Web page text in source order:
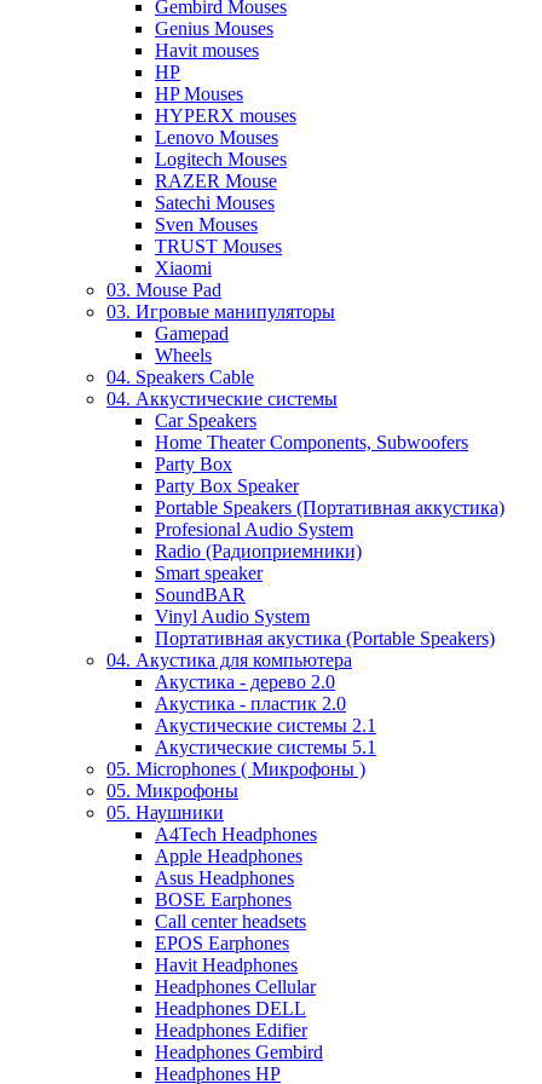
Gembird Mouses
Genius Mouses
Havit mouses
HP
HP Mouses
HYPERX mouses
Lenovo Mouses
Logitech Mouses
RAZER Mouse
Satechi Mouses
Sven Mouses
TRUST Mouses
Xiaomi
03. Mouse Pad
03. Игровые манипуляторы
Gamepad
Wheels
04. Speakers Cable
04. Аккустические системы
Car Speakers
Home Theater Components, Subwoofers
Party Box
Party Box Speaker
Portable Speakers (Портативная аккустика)
Profesional Audio System
Radio (Радиоприемники)
Smart speaker
SoundBAR
Vinyl Audio System
Портативная акустика (Portable Speakers)
04. Акустика для компьютера
Акустика - дерево 2.0
Акустика - пластик 2.0
Акустические системы 2.1
Акустические системы 5.1
05. Microphones ( Микрофоны )
05. Микрофоны
05. Наушники
A4Tech Headphones
Apple Headphones
Asus Headphones
BOSE Earphones
Call center headsets
EPOS Earphones
Havit Headphones
Headphones Cellular
Headphones DELL
Headphones Edifier
Headphones Gembird
Headphones HP